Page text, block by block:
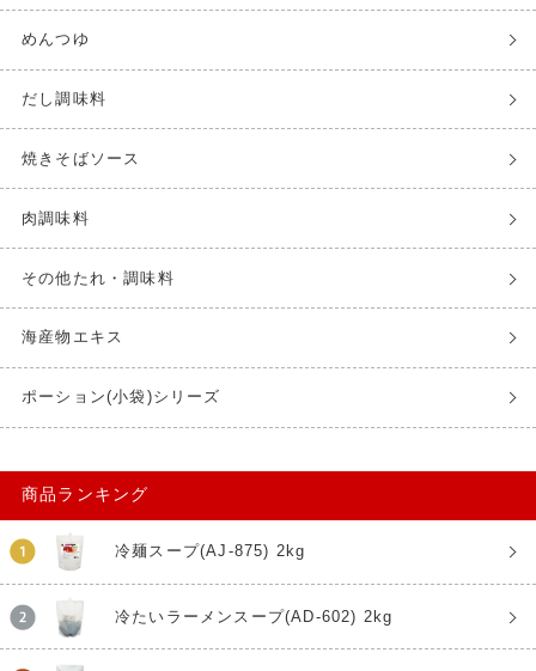
めんつゆ
だし調味料
焼きそばソース
肉調味料
その他たれ・調味料
海産物エキス
ポーション(小袋)シリーズ
商品ランキング
冷麺スープ(AJ-875) 2kg
冷たいラーメンスープ(AD-602) 2kg